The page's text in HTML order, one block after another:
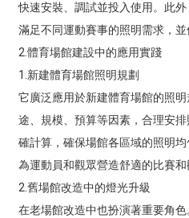
快速安裝、調試並投入使用。此
滿足不同運動賽事的照明需求，並
2.體育場館建設中的應用實踐
1.新建體育場館照明規劃
它廣泛應用於新建體育場館的照
途、規模、預算等因素，合理安
確計算，確保場館各區域的照明
為運動員和觀眾營造舒適的比賽和
2.舊場館改造中的燈光升級
在老場館改造中也扮演著重要角